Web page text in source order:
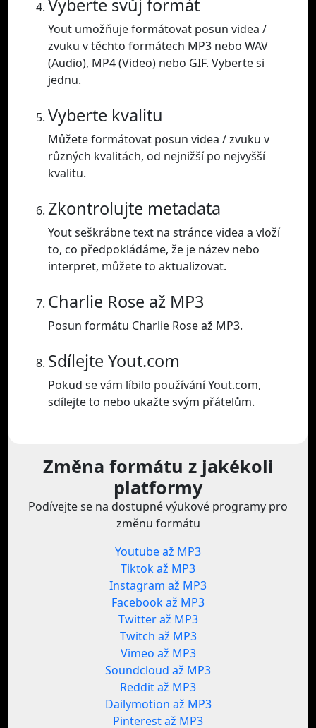
Vyberte svůj formát
Yout umožňuje formátovat posun videa /
zvuku v těchto formátech MP3 nebo WAV
(Audio), MP4 (Video) nebo GIF. Vyberte si
jednu.
Vyberte kvalitu
Můžete formátovat posun videa / zvuku v
různých kvalitách, od nejnižší po nejvyšší
kvalitu.
Zkontrolujte metadata
Yout seškrábne text na stránce videa a vloží
to, co předpokládáme, že je název nebo
interpret, můžete to aktualizovat.
Charlie Rose až MP3
Posun formátu Charlie Rose až MP3.
Sdílejte Yout.com
Pokud se vám líbilo používání Yout.com,
sdílejte to nebo ukažte svým přátelům.
Změna formátu z jakékoli
platformy
Podívejte se na dostupné výukové programy pro
změnu formátu
Youtube až MP3
Tiktok až MP3
Instagram až MP3
Facebook až MP3
Twitter až MP3
Twitch až MP3
Vimeo až MP3
Soundcloud až MP3
Reddit až MP3
Dailymotion až MP3
Pinterest až MP3